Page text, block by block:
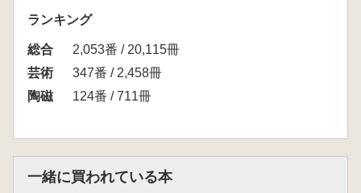
本書は、時間軸を手がかりに、中国の陶磁が
頂点に至るまでの発展過程を体系的に整理した
ものです。内容には、陶から瓷への重要な技術
的飛躍、南北における製陶美学の分化と融合が
グローバル化の背景下での陶磁の転換と再生が
重点的に示されています。
ランキング
総合
2,053番 / 20,115冊
芸術
347番 / 2,458冊
陶磁
124番 / 711冊
一緒に買われている本